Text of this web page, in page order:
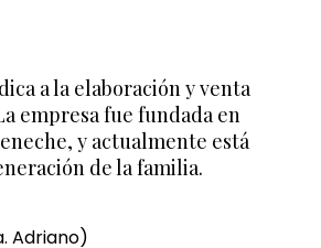
a la elaboración y venta
empresa fue fundada en
y actualmente está
de la familia.
Adriano)